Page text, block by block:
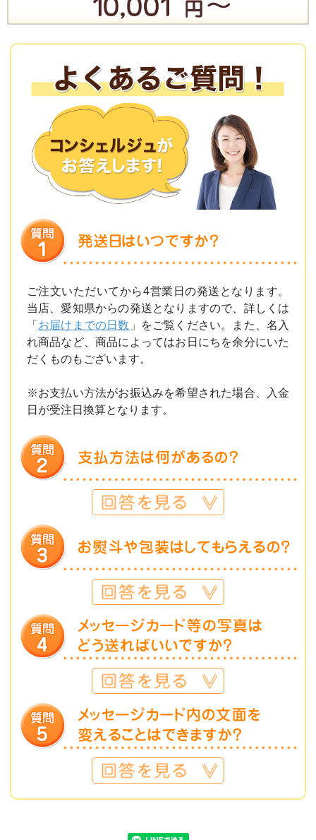
ご注文いただいてから4営業日の発送となります。
当店、愛知県からの発送となりますので、詳しくは
「 お届けまでの日数 」をご覧ください。また、名入
れ商品など、商品によってはお日にちを余分にいた
だくものもございます。
※お支払い方法がお振込みを希望された場合、入金
日が受注日換算となります。